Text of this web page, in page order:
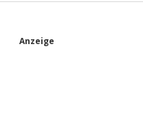
S
Anzeige